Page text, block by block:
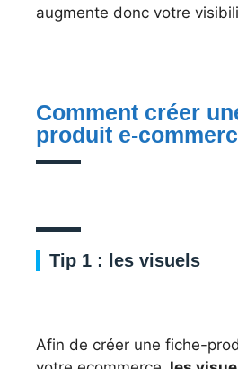
augmente donc votre
Comment créer
produit e-
Tip 1 : les visuels
Afin de créer une fiche-